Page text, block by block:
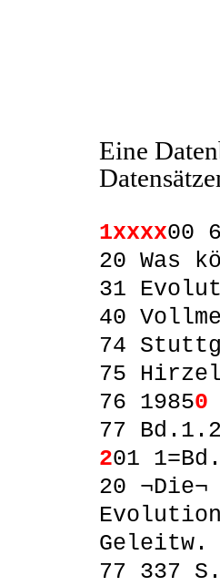
Eine
1xxxx00
20 Was
31
40
74
75 Hirzel
76 19850
77
201
20
Geleitw.
77 337 S.